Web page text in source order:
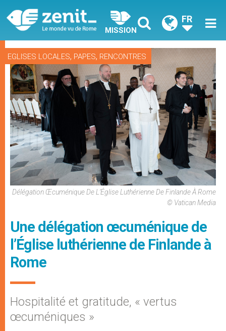
MISSION
FR
EGLISES LOCALES, PAPES, RENCONTRES
Délégation Œcuménique De L’Église Luthérienne De Finlande À Rome
© Vatican Media
Une délégation œcuménique de
l’Église luthérienne de Finlande à
Rome
Hospitalité et gratitude, « vertus
œcuméniques »